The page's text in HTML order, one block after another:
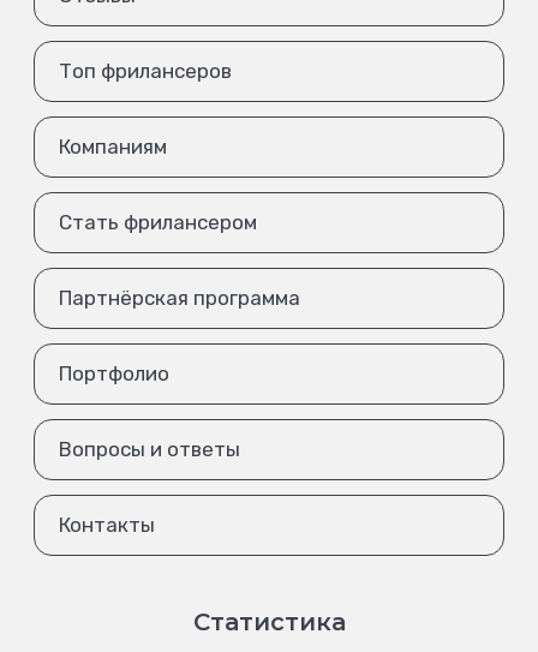
Топ фрилансеров
Компаниям
Стать фрилансером
Партнёрская программа
Портфолио
Вопросы и ответы
Контакты
Статистика